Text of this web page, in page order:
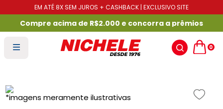
EM ATÉ 8X SEM JUROS + CASHBACK | EXCLUSIVO SITE
Compre acima de R$2.000 e concorra a prêmios
0